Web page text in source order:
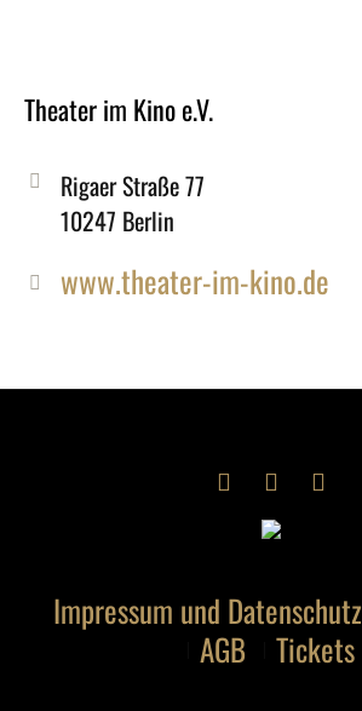
Theater im Kino e.V.
Rigaer Straße 77
10247 Berlin
www.theater-im-kino.de
Impressum und Datenschutz
AGB
Tickets